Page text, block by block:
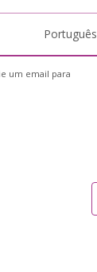
Português
um email para